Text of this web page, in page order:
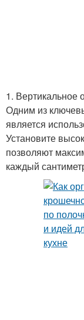
1. Вертикальное
Одним из
является
Установите
позволяют
каждый